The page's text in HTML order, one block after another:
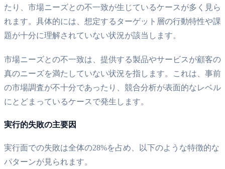
たり、市場ニーズとの不一致が生じているケースが多く見ら
れます。具体的には、想定するターゲット層の行動特性や課
題が十分に理解されていない状況が該当します。
市場ニーズとの不一致は、提供する製品やサービスが顧客の
真のニーズを満たしていない状況を指します。これは、事前
の市場調査が不十分であったり、競合分析が表面的なレベル
にとどまっているケースで発生します。
実行的失敗の主要因
実行面での失敗は全体の28%を占め、以下のような特徴的な
パターンが見られます。